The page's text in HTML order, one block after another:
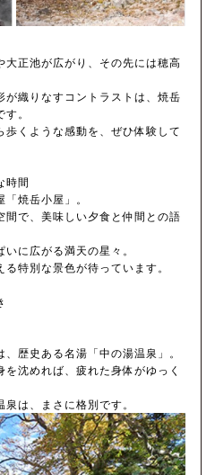
正池が広がり、その先には穂高
織りなすコントラストは、焼岳
。
歩くような感動を、ぜひ体験して
時間
焼岳小屋」。
間で、美味しい夕食と仲間との語
に広がる満天の星々。
特別な景色が待っています。
歴史ある名湯「中の湯温泉」。
沈めれば、疲れた身体がゆっく
は、まさに格別です。